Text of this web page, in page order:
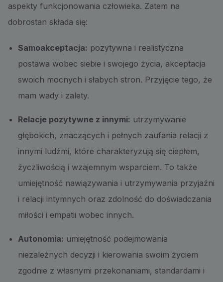
aspekty funkcjonowania człowieka. Zatem na
dobrostan składa się:
Samoakceptacja: pozytywna i realistyczna
postawa wobec siebie i swojego życia, akceptacja
swoich mocnych i słabych stron. Przyjęcie tego, że
mam wady i zalety.
Relacje pozytywne z innymi: utrzymywanie
głębokich, znaczących i pełnych zaufania relacji z
innymi ludźmi, które charakteryzują się ciepłem,
życzliwością i wzajemnym wsparciem. To także
umiejętność nawiązywania i utrzymywania przyjaźni
i relacji intymnych oraz zdolność do doświadczania
miłości i empatii wobec innych.
Autonomia: umiejętność podejmowania
niezależnych decyzji i kierowania swoim życiem
zgodnie z własnymi przekonaniami, standardami i